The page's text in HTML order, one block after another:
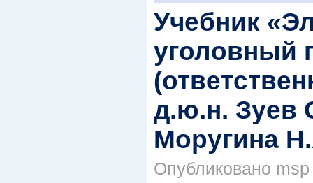
Учебник
уголовный
д.ю.н. Зуев
Моругина
Опубликовано